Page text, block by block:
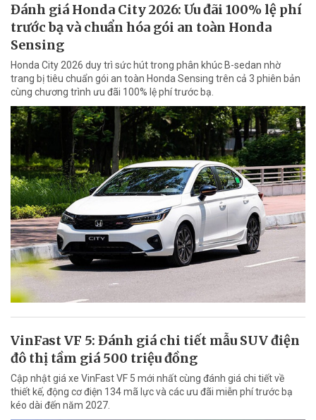
Đánh giá Honda City 2026: Ưu đãi 100% lệ phí
trước bạ và chuẩn hóa gói an toàn Honda
Sensing
Honda City 2026 duy trì sức hút trong phân khúc B-sedan nhờ
trang bị tiêu chuẩn gói an toàn Honda Sensing trên cả 3 phiên bản
cùng chương trình ưu đãi 100% lệ phí trước bạ.
VinFast VF 5: Đánh giá chi tiết mẫu SUV điện
đô thị tầm giá 500 triệu đồng
Cập nhật giá xe VinFast VF 5 mới nhất cùng đánh giá chi tiết về
thiết kế, động cơ điện 134 mã lực và các ưu đãi miễn phí trước bạ
kéo dài đến năm 2027.